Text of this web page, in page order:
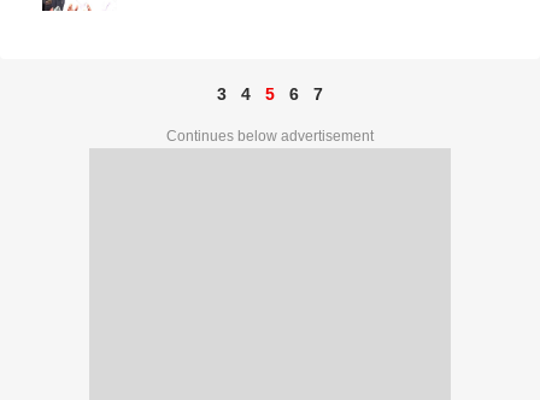
3 4 5 6 7
Continues below advertisement